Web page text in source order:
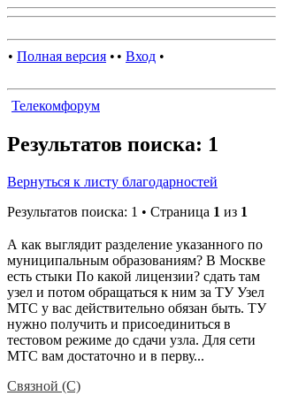
• Полная версия • • Вход •
Телекомфорум
Результатов поиска: 1
Вернуться к листу благодарностей
Результатов поиска: 1 • Страница 1 из 1
А как выглядит разделение указанного по
муниципальным образованиям? В Москве
есть стыки По какой лицензии? сдать там
узел и потом обращаться к ним за ТУ Узел
МТС у вас действительно обязан быть. ТУ
нужно получить и присоединиться в
тестовом режиме до сдачи узла. Для сети
МТС вам достаточно и в перву...
Связной (С)